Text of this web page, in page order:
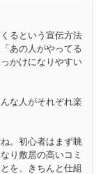
るという宣伝方法
あの人がやってる
かけになりやすい
な人がそれぞれ楽
。初心者はまず眺
り敷居の高いコミ
を、きちんと仕組